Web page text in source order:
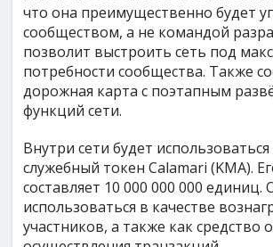
что она преимущественно будет
сообществом, а не командой
позволит выстроить сеть под
потребности сообщества. Также
дорожная карта с поэтапным
функций сети.
Внутри сети будет
служебный токен Calamari (KMA).
составляет 10 000 000 000 единиц.
использоваться в качестве
участников, а также как средство